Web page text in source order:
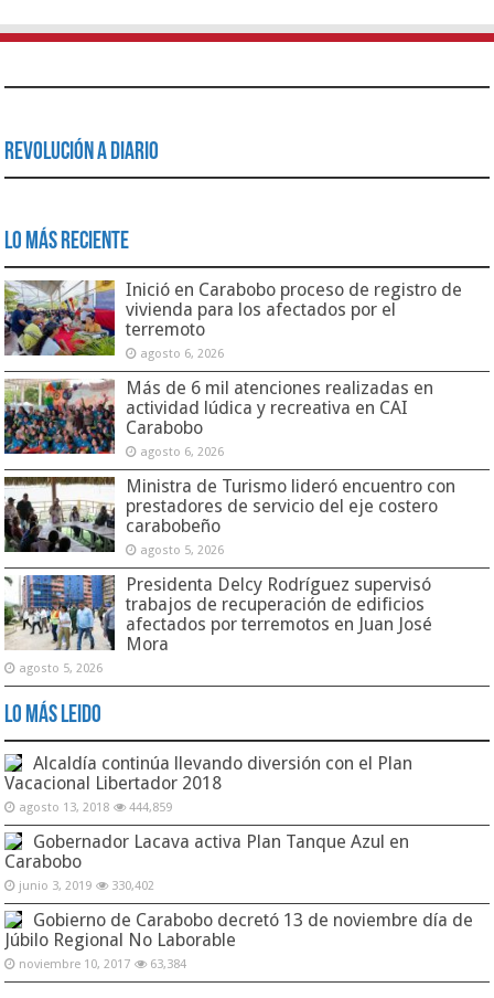
Revolución a Diario
Lo Más Reciente
Inició en Carabobo proceso de registro de
vivienda para los afectados por el
terremoto
agosto 6, 2026
Más de 6 mil atenciones realizadas en
actividad lúdica y recreativa en CAI
Carabobo
agosto 6, 2026
Ministra de Turismo lideró encuentro con
prestadores de servicio del eje costero
carabobeño
agosto 5, 2026
Presidenta Delcy Rodríguez supervisó
trabajos de recuperación de edificios
afectados por terremotos en Juan José
Mora
agosto 5, 2026
Lo Más Leido
Alcaldía continúa llevando diversión con el Plan
Vacacional Libertador 2018
agosto 13, 2018 444,859
Gobernador Lacava activa Plan Tanque Azul en
Carabobo
junio 3, 2019 330,402
Gobierno de Carabobo decretó 13 de noviembre día de
Júbilo Regional No Laborable
noviembre 10, 2017 63,384